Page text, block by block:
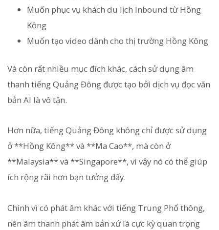
Muốn phục vụ khách du lịch Inbound từ Hồng
Kông
Muốn tạo video dành cho thị trường Hồng Kông
Và còn rất nhiều mục đích khác, cách sử dụng âm
thanh tiếng Quảng Đông được tạo bởi dịch vụ đọc văn
bản AI là vô tận.
Hơn nữa, tiếng Quảng Đông không chỉ được sử dụng
ở **Hồng Kông** và **Ma Cao**, mà còn ở
**Malaysia** và **Singapore**, vì vậy nó có thể giúp
ích rộng rãi hơn bạn tưởng đấy.
Chính vì có phát âm khác với tiếng Trung Phổ thông,
nên âm thanh phát âm bản xứ là cực kỳ quan trọng